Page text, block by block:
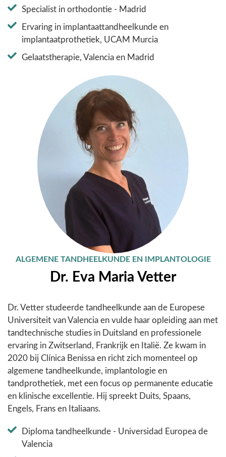
Specialist in orthodontie - Madrid
Ervaring in implantaattandheelkunde en
implantaatprothetiek, UCAM Murcia
Gelaatstherapie, Valencia en Madrid
ALGEMENE TANDHEELKUNDE EN IMPLANTOLOGIE
Dr. Eva Maria Vetter
Dr. Vetter studeerde tandheelkunde aan de Europese
Universiteit van Valencia en vulde haar opleiding aan met
tandtechnische studies in Duitsland en professionele
ervaring in Zwitserland, Frankrijk en Italië. Ze kwam in
2020 bij Clínica Benissa en richt zich momenteel op
algemene tandheelkunde, implantologie en
tandprothetiek, met een focus op permanente educatie
en klinische excellentie. Hij spreekt Duits, Spaans,
Engels, Frans en Italiaans.
Diploma tandheelkunde - Universidad Europea de
Valencia